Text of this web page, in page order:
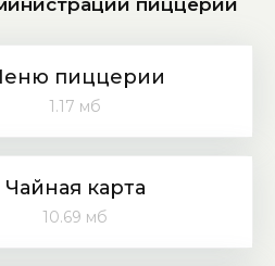
пиццерии
1.17 мб
Чайная карта
10.69 мб